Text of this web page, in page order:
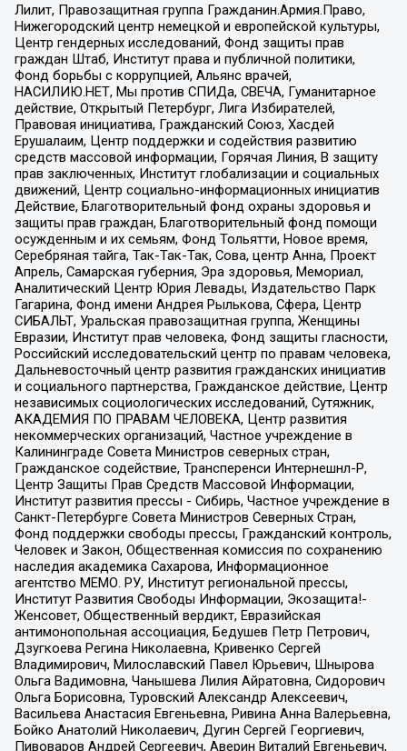
Лилит, Правозащитная группа Гражданин.Армия.Право,
Нижегородский центр немецкой и европейской культуры,
Центр гендерных исследований, Фонд защиты прав
граждан Штаб, Институт права и публичной политики,
Фонд борьбы с коррупцией, Альянс врачей,
НАСИЛИЮ.НЕТ, Мы против СПИДа, СВЕЧА, Гуманитарное
действие, Открытый Петербург, Лига Избирателей,
Правовая инициатива, Гражданский Союз, Хасдей
Ерушалаим, Центр поддержки и содействия развитию
средств массовой информации, Горячая Линия, В защиту
прав заключенных, Институт глобализации и социальных
движений, Центр социально-информационных инициатив
Действие, Благотворительный фонд охраны здоровья и
защиты прав граждан, Благотворительный фонд помощи
осужденным и их семьям, Фонд Тольятти, Новое время,
Серебряная тайга, Так-Так-Так, Сова, центр Анна, Проект
Апрель, Самарская губерния, Эра здоровья, Мемориал,
Аналитический Центр Юрия Левады, Издательство Парк
Гагарина, Фонд имени Андрея Рылькова, Сфера, Центр
СИБАЛЬТ, Уральская правозащитная группа, Женщины
Евразии, Институт прав человека, Фонд защиты гласности,
Российский исследовательский центр по правам человека,
Дальневосточный центр развития гражданских инициатив
и социального партнерства, Гражданское действие, Центр
независимых социологических исследований, Сутяжник,
АКАДЕМИЯ ПО ПРАВАМ ЧЕЛОВЕКА, Центр развития
некоммерческих организаций, Частное учреждение в
Калининграде Совета Министров северных стран,
Гражданское содействие, Трансперенси Интернешнл-Р,
Центр Защиты Прав Средств Массовой Информации,
Институт развития прессы - Сибирь, Частное учреждение в
Санкт-Петербурге Совета Министров Северных Стран,
Фонд поддержки свободы прессы, Гражданский контроль,
Человек и Закон, Общественная комиссия по сохранению
наследия академика Сахарова, Информационное
агентство МЕМО. РУ, Институт региональной прессы,
Институт Развития Свободы Информации, Экозащита!-
Женсовет, Общественный вердикт, Евразийская
антимонопольная ассоциация, Бедушев Петр Петрович,
Дзугкоева Регина Николаевна, Кривенко Сергей
Владимирович, Милославский Павел Юрьевич, Шнырова
Ольга Вадимовна, Чанышева Лилия Айратовна, Сидорович
Ольга Борисовна, Туровский Александр Алексеевич,
Васильева Анастасия Евгеньевна, Ривина Анна Валерьевна,
Бойко Анатолий Николаевич, Дугин Сергей Георгиевич,
Пивоваров Андрей Сергеевич, Аверин Виталий Евгеньевич,